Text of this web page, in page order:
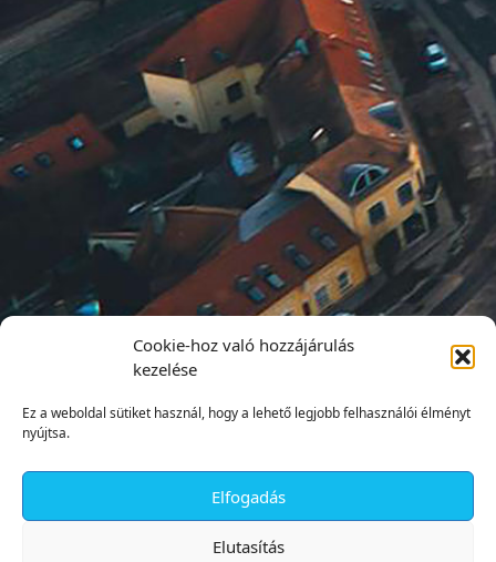
Cookie-hoz való hozzájárulás
kezelése
Ez a weboldal sütiket használ, hogy a lehető legjobb felhasználói élményt
nyújtsa.
Elfogadás
Elutasítás
✕